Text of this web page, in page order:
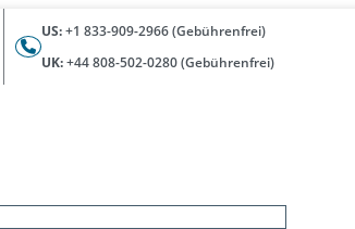
US:+1 833-909-2966 (Gebührenfrei)
UK:+44 808-502-0280 (Gebührenfrei)